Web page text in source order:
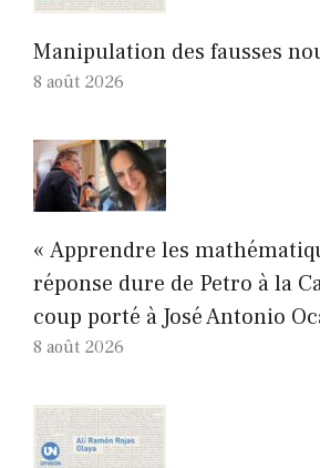
Manipulation des fausses
8 août 2026
« Apprendre les
réponse dure de Petro à la
coup porté à José Antonio
8 août 2026